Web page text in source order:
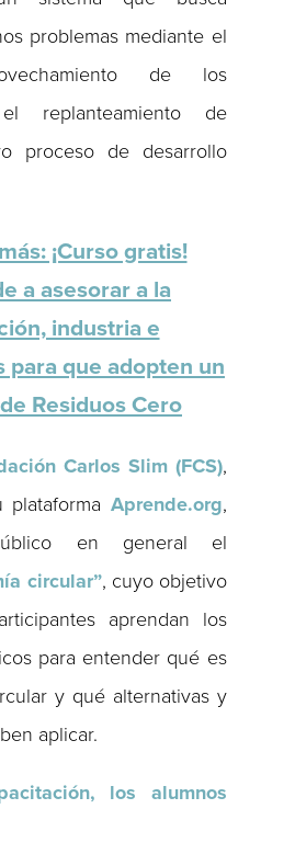
problemas mediante el
de los
replanteamiento de
proceso de desarrollo
¡Curso gratis!
a asesorar a la
industria e
para que adopten un
Residuos Cero
Carlos Slim (FCS),
Aprende.org,
en general el
circular”, cuyo objetivo
aprendan los
para entender qué es
y qué alternativas y
aplicar.
los alumnos